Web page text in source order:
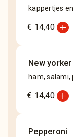
kappertjes
€ 14,40add_circle
New yorker
ham, salami,
€ 14,40add_circle
Pepperoni